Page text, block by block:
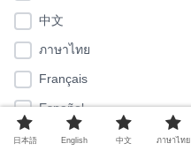
中文
ภาษาไทย
Français
Español
Pусский
日本語 English 中文 ภาษาไทย